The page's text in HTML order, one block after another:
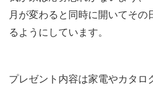
月が変わると同時に開いてその
るようにしています。
プレゼント内容は家電やカタロ